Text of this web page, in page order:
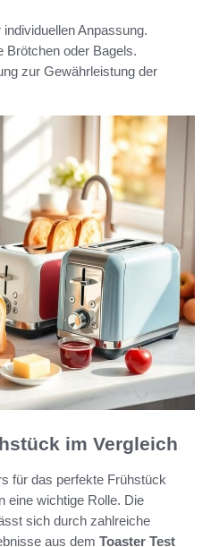
Anpassung.
Brötchen oder Bagels.
zur Gewährleistung der
im Vergleich
für das perfekte Frühstück
eine wichtige Rolle. Die
sich durch zahlreiche
aus dem Toaster Test